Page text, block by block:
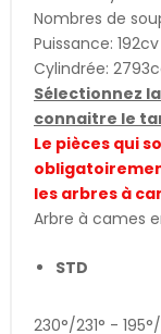
Nombres de
Puissance: 192cv
Cylindrée:
Sélectionnez
connaitre le
Le pièces qui
les arbres à
Arbre à cames
STD
230°/231° -